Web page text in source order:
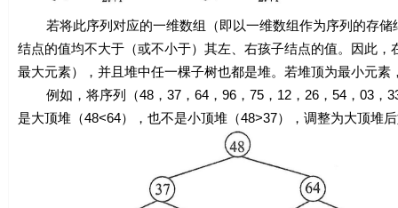
若将此序列对应的一维数组（即以一维数组作为序列的存储
结点的值均不大于（或不小于）其左、右孩子结点的值。因此
最大元素），并且堆中任一棵子树也都是堆。若堆顶为最小元
例如，将序列（48，37，64，96，75，12，26，54，03，
是大顶堆（48<64），也不是小顶堆（48>37），调整为大顶堆